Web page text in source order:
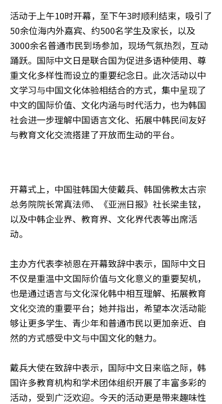
活动于上午10时开幕，至下午3时顺利结束，吸引了
50余位海内外嘉宾、约500名学生及家长，以及
3000余名普通市民到场参加，现场气氛热烈，互动
踊跃。国际中文日是联合国为促进多语种使用、尊
重文化多样性而设立的重要纪念日。此次活动以中
文学习与中国文化体验相结合的方式，集中呈现了
中文的国际价值、文化内涵与时代活力，也为韩国
社会进一步理解中国语言文化、拓展中韩民间友好
与教育文化交流搭建了开放而生动的平台。
开幕式上，中国驻韩国大使戴兵、韩国佛教太古宗
总务院院长常真法师、《亚洲日报》社长梁圭铉，
以及中韩企业界、教育界、文化界代表等出席活
动。
主办方代表李祯恩在开幕致辞中表示，国际中文日
不仅是重温中文国际价值与文化意义的重要契机，
也是通过语言与文化深化韩中相互理解、拓展教育
文化交流的重要平台；她并指出，希望本次活动能
够让更多学生、青少年和普通市民以更加亲近、自
然的方式感受中文与中国文化的魅力。
戴兵大使在致辞中表示，国际中文日来临之际，韩
国许多教育机构和学术团体组织开展了丰富多彩的
活动，受到广泛欢迎。今天的活动更是带来趣味性